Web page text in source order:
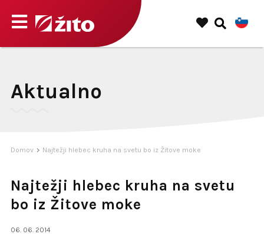
Aktualno
Domov Najtežji hlebec kruha na svetu bo iz Žitove moke
Najtežji hlebec kruha na svetu
bo iz Žitove moke
06. 06. 2014